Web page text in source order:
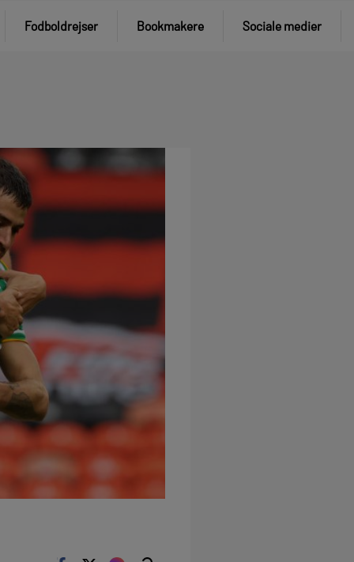
Fodboldrejser Bookmakere Sociale medier